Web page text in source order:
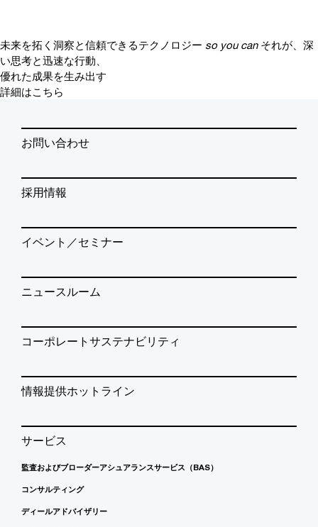
未来を拓く洞察と信頼できるテクノロジー so you can それが、深
い思考と迅速な行動、
優れた成果を生み出す
詳細はこちら
お問い合わせ
採用情報
イベント／セミナー
ニュースルーム
コーポレートサステナビリティ
情報提供ホットライン
サービス
監査およびブローダーアシュアランスサービス（BAS）
コンサルティング
ディールアドバイザリー